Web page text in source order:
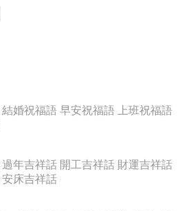
結婚祝福語 早安祝福語
上班祝福語
過年吉祥話 開工吉祥話 財運吉祥話
安床吉祥話